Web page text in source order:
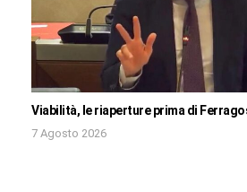
Viabilità, le riaperture prima di
7 Agosto 2026